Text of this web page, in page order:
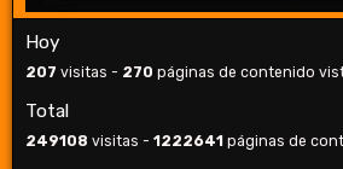
Hoy
207 visitas - 270 páginas de contenido
Total
249108 visitas - 1222641 páginas de